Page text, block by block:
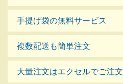
手提げ袋の無料サービス
複数配送も簡単注文
大量注文はエクセルでご注文